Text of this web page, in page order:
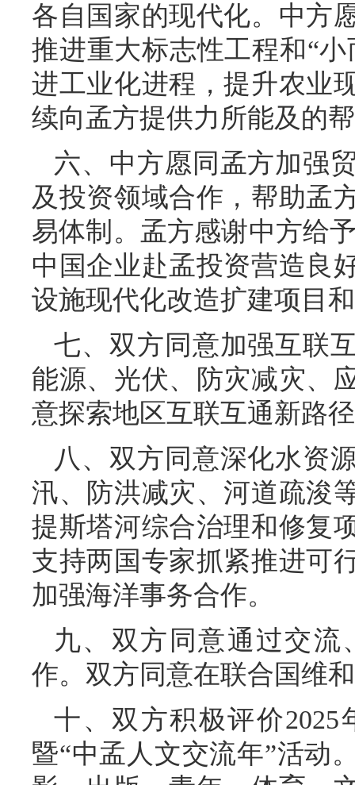
各自国家的现代化。中方
推进重大标志性工程和“
进工业化进程，提升农业
续向孟方提供力所能及的
六、中方愿同孟方加强
及投资领域合作，帮助孟
易体制。孟方感谢中方给
中国企业赴孟投资营造良
设施现代化改造扩建项目
七、双方同意加强互联
能源、光伏、防灾减灾、
意探索地区互联互通新路
八、双方同意深化水资
汛、防洪减灾、河道疏浚
提斯塔河综合治理和修复
支持两国专家抓紧推进可
加强海洋事务合作。
九、双方同意通过交
作。双方同意在联合国维
十、双方积极评价
暨“中孟人文交流年”活动